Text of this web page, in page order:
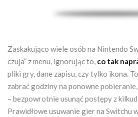
Zaskakująco wiele osób na Nintendo
czuja” z menu, ignorując to, co tak
pliki gry, dane zapisu, czy tylko ikona.
zabrać godziny na ponowne
– bezpowrotnie usunąć postępy z
Prawidłowe usuwanie gier na Switchu